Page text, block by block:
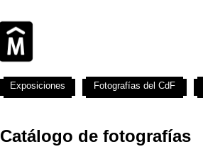
Catálogo de fotografías
Exposiciones Fotografías del CdF